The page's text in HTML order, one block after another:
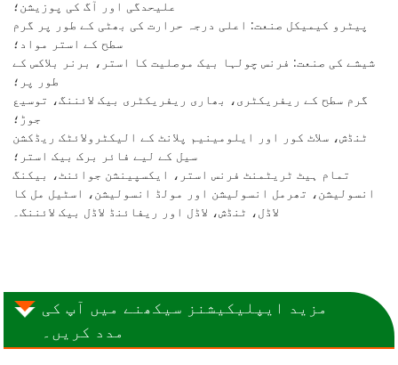
علیحدگی اور آگ کی پوزیشن؛
پیٹرو کیمیکل صنعت: اعلی درجہ حرارت کی بھٹی کے طور پر گرم
سطح کے استر مواد؛
شیشے کی صنعت: فرنس چولہا بیک موصلیت کا استر، برنر بلاکس کے
طور پر؛
گرم سطح کے ریفریکٹری، بھاری ریفریکٹری بیک لائننگ، توسیع
جوڑ؛
ٹنڈش، سلاٹ کور اور ایلومینیم پلانٹ کے الیکٹرولائٹک ریڈکشن
سیل کے لیے فائر برک بیک استر؛
تمام ہیٹ ٹریٹمنٹ فرنس استر، ایکسپینشن جوائنٹ، بیکنگ
انسولیشن، تھرمل انسولیشن اور مولڈ انسولیشن، اسٹیل مل کا
لاڈل، ٹنڈش، لاڈل اور ریفائنڈ لاڈل بیک لائننگ۔
مزید ایپلیکیشنز سیکھنے میں آپ کی
مدد کریں۔